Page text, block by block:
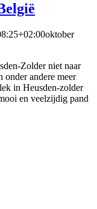
oktober
Zolder niet naar
onder andere meer
in Heusden-zolder
en veelzijdig pand